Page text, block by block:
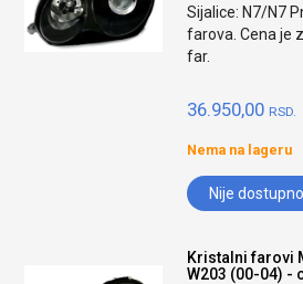
Sijalice: N7/N7
farova. Cena je
far.
36.950,00 RSD.
Nema na lageru
Nije dostupno
Kristalni farovi
W203 (00-04) -